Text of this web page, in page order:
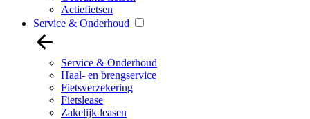
Actiefietsen
Service & Onderhoud
Service & Onderhoud
Haal- en brengservice
Fietsverzekering
Fietslease
Zakelijk leasen